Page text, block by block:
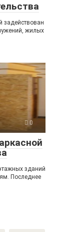
задействован
жилых
0
зданий
Последнее